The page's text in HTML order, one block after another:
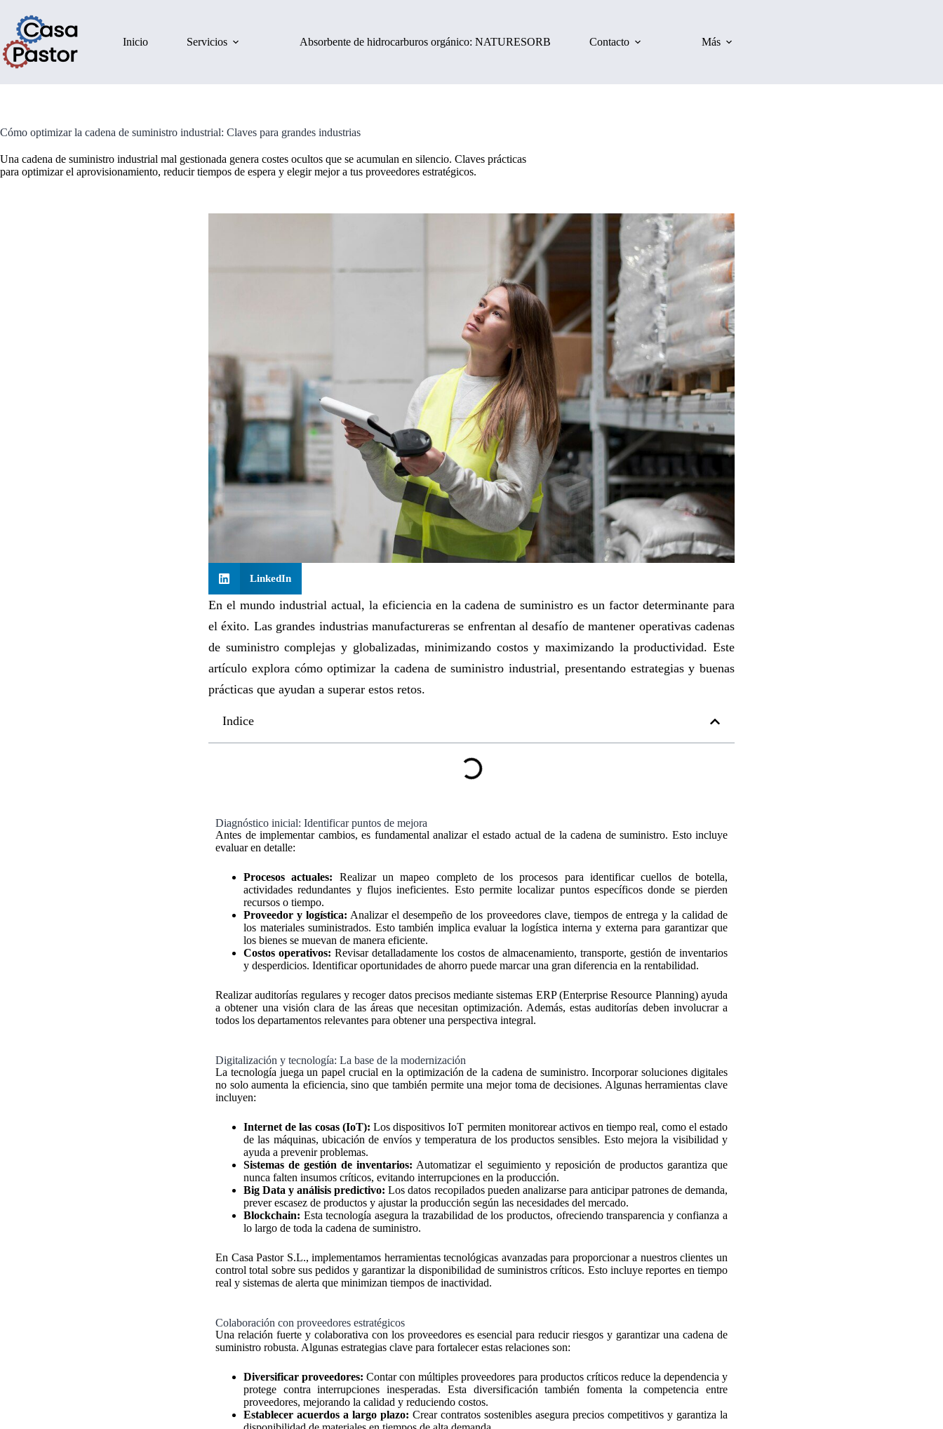
Inicio Servicios Absorbente de hidrocarburos orgánico: NATURESORB Contacto Más
Cómo optimizar la cadena de suministro industrial: Claves para grandes industrias
Una cadena de suministro industrial mal gestionada genera costes ocultos que se acumulan en silencio. Claves prácticas
para optimizar el aprovisionamiento, reducir tiempos de espera y elegir mejor a tus proveedores estratégicos.
LinkedIn
En el mundo industrial actual, la eficiencia en la cadena de suministro es un factor determinante para
el éxito. Las grandes industrias manufactureras se enfrentan al desafío de mantener operativas cadenas
de suministro complejas y globalizadas, minimizando costos y maximizando la productividad. Este
artículo explora cómo optimizar la cadena de suministro industrial, presentando estrategias y buenas
prácticas que ayudan a superar estos retos.
Indice
Diagnóstico inicial: Identificar puntos de mejora
Antes de implementar cambios, es fundamental analizar el estado actual de la cadena de suministro. Esto incluye
evaluar en detalle:
Procesos actuales: Realizar un mapeo completo de los procesos para identificar cuellos de botella,
actividades redundantes y flujos ineficientes. Esto permite localizar puntos específicos donde se pierden
recursos o tiempo.
Proveedor y logística: Analizar el desempeño de los proveedores clave, tiempos de entrega y la calidad de
los materiales suministrados. Esto también implica evaluar la logística interna y externa para garantizar que
los bienes se muevan de manera eficiente.
Costos operativos: Revisar detalladamente los costos de almacenamiento, transporte, gestión de inventarios
y desperdicios. Identificar oportunidades de ahorro puede marcar una gran diferencia en la rentabilidad.
Realizar auditorías regulares y recoger datos precisos mediante sistemas ERP (Enterprise Resource Planning) ayuda
a obtener una visión clara de las áreas que necesitan optimización. Además, estas auditorías deben involucrar a
todos los departamentos relevantes para obtener una perspectiva integral.
Digitalización y tecnología: La base de la modernización
La tecnología juega un papel crucial en la optimización de la cadena de suministro. Incorporar soluciones digitales
no solo aumenta la eficiencia, sino que también permite una mejor toma de decisiones. Algunas herramientas clave
incluyen:
Internet de las cosas (IoT): Los dispositivos IoT permiten monitorear activos en tiempo real, como el estado
de las máquinas, ubicación de envíos y temperatura de los productos sensibles. Esto mejora la visibilidad y
ayuda a prevenir problemas.
Sistemas de gestión de inventarios: Automatizar el seguimiento y reposición de productos garantiza que
nunca falten insumos críticos, evitando interrupciones en la producción.
Big Data y análisis predictivo: Los datos recopilados pueden analizarse para anticipar patrones de demanda,
prever escasez de productos y ajustar la producción según las necesidades del mercado.
Blockchain: Esta tecnología asegura la trazabilidad de los productos, ofreciendo transparencia y confianza a
lo largo de toda la cadena de suministro.
En Casa Pastor S.L., implementamos herramientas tecnológicas avanzadas para proporcionar a nuestros clientes un
control total sobre sus pedidos y garantizar la disponibilidad de suministros críticos. Esto incluye reportes en tiempo
real y sistemas de alerta que minimizan tiempos de inactividad.
Colaboración con proveedores estratégicos
Una relación fuerte y colaborativa con los proveedores es esencial para reducir riesgos y garantizar una cadena de
suministro robusta. Algunas estrategias clave para fortalecer estas relaciones son:
Diversificar proveedores: Contar con múltiples proveedores para productos críticos reduce la dependencia y
protege contra interrupciones inesperadas. Esta diversificación también fomenta la competencia entre
proveedores, mejorando la calidad y reduciendo costos.
Establecer acuerdos a largo plazo: Crear contratos sostenibles asegura precios competitivos y garantiza la